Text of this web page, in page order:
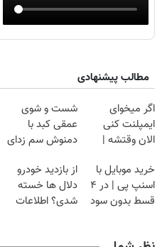
مطالب پیشنهادی
اگر میخوای
ایمپلنت کنی
الان وقتشه |
میلیون تومان!!!
شست و شوی
عمقی کبد با
دمنوش سم زدای
خرید موبایل با
اسنپ پی | در ۴
قسط بدون سود
از بازدید خودرو
دلال ها خسته
شدی؟ اطلاعات